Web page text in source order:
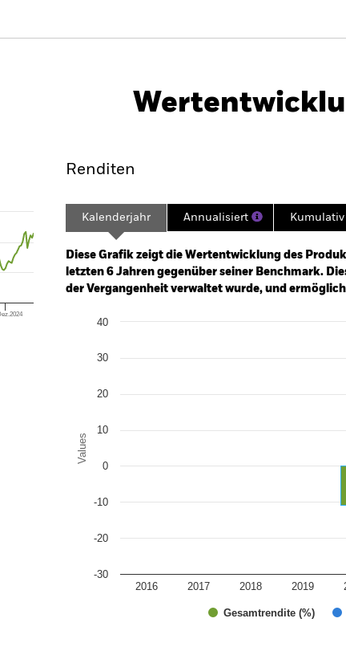
Eckdaten
Time. Range: 2019-03-01 00:00:00 to 2026-07-31 00:00:00.
values. Range: -40 to 80.
Renditen
Kalenderjahr Annualisiert Kumulativ
Diese Grafik zeigt die Wertentwicklung des
letzten 6 Jahren gegenüber seiner Benchmark.
der Vergangenheit verwaltet wurde, und
Bar chart with 2 data series.
The chart has 1 Y axis displaying Values. Range: -30
Values
Gesamtrendite (%)
2016 2017 2018 2019
-30
-20
-10
0
10
20
30
40